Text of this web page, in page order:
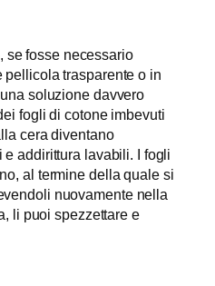
se fosse necessario
trasparente o in
soluzione davvero
fogli di cotone imbevuti
cera diventano
addirittura lavabili. I fogli
al termine della quale si
nuovamente nella
li puoi spezzettare e